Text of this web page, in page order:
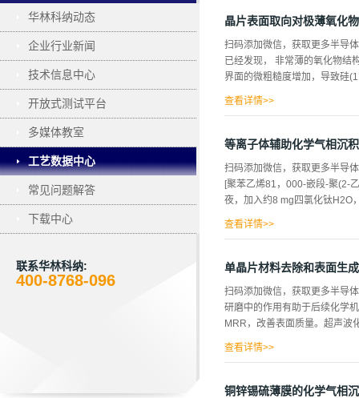
华林科纳动态
企业行业新闻
技术信息中心
开放式测试平台
多媒体教室
工艺数据中心
常见问题解答
下载中心
联系华林科纳:
400-8768-096
晶片表面取向对极薄氧化
扫码添加微信，获取更多半导
已经发现， 非常薄的氧化物结
界面的微粗糙度增加，导致硅
绍 随着栅极氧化物变得更薄
验中，氧化是在以极低的金属
90(TC下的干氧化形成的 ,在存
查看详情>>
等离子体辅助化学气相沉积
扫码添加微信，获取更多半导
[聚苯乙烯81，000-嵌段-聚(2-
夜，加入约8 mg四氯化钛H2O
的分散体。等离子体是使用直
和三个外部透镜。 建立并稳
在5托。氩气和氧气的流速分
查看详情>>
单晶片材料去除和表面生
扫码添加微信，获取更多半导
研磨中的作用有助于后续化学
MRR，改善表面质量。超声波
移除；表面生成；超声波化学
查看详情>>
铜锌锡硫薄膜的化学气相